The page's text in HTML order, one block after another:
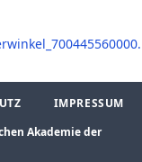
IMPRESSUM
Akademie der